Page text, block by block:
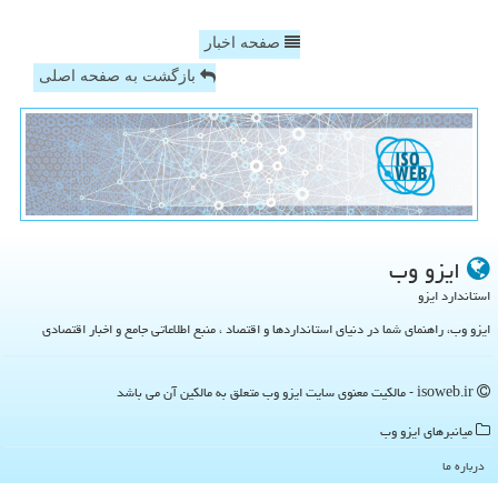
صفحه اخبار
بازگشت به صفحه اصلی
ایزو وب
استاندارد ایزو
ایزو وب، راهنمای شما در دنیای استانداردها و اقتصاد ، منبع اطلاعاتی جامع و اخبار اقتصادی
میانبرهای ایزو وب
درباره ما